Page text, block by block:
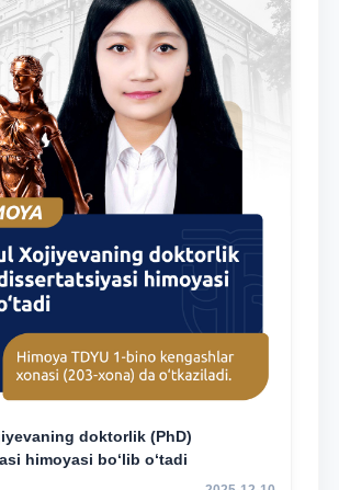
doktorlik (PhD)
himoyasi bo‘lib o‘tadi